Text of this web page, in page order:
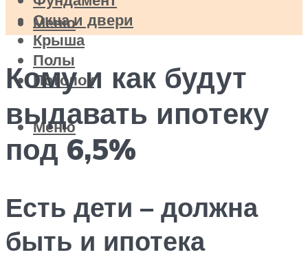
Окна и двери
Крыша
Полы
Потолок
Меню
Меню
Кому и как будут
выдавать ипотеку
под 6,5%
Есть дети – должна
быть и ипотека